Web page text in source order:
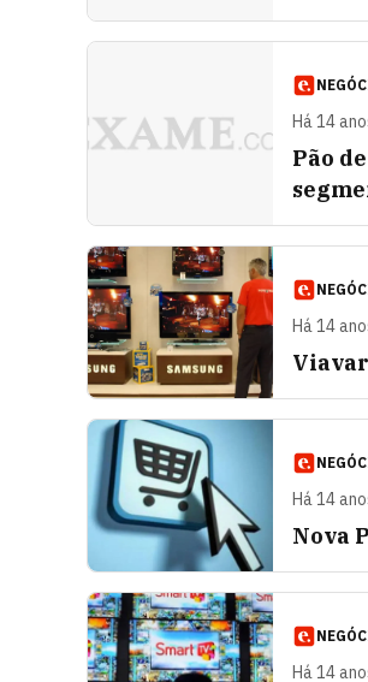
Há 14
Pão
Há 14
Há 14
Nova
Há 14